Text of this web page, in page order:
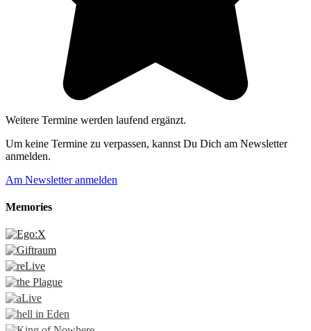
Weitere Termine werden laufend ergänzt.
Um keine Termine zu verpassen, kannst Du Dich am Newsletter
anmelden.
Am Newsletter anmelden
Memories